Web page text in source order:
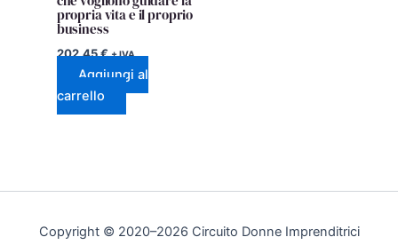
propria vita e il proprio
business
202,45€ + IVA
Aggiungi al
carrello
Copyright © 2020–2026 Circuito Donne Imprenditrici